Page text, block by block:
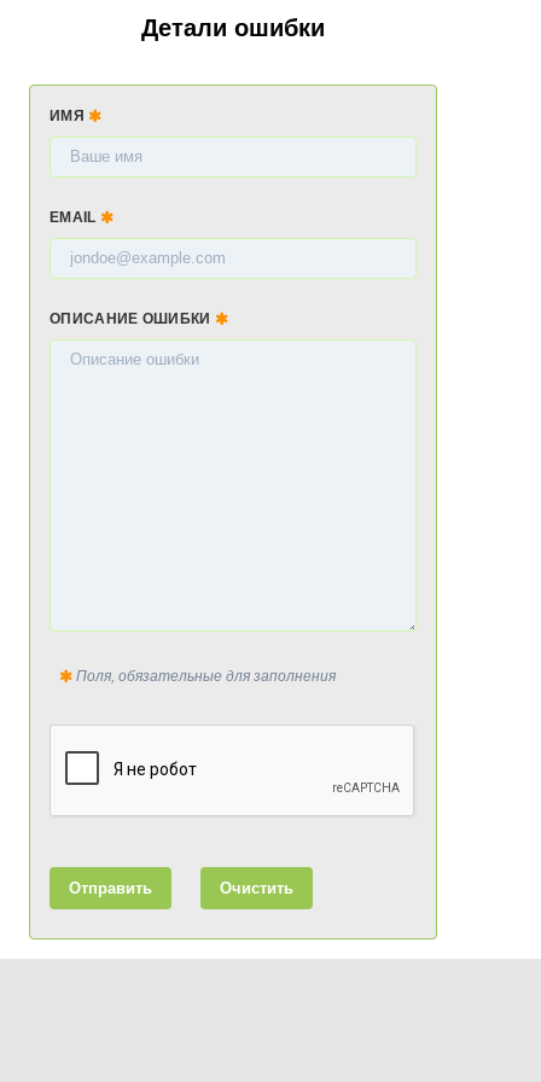
Детали ошибки
ИМЯ
EMAIL
ОПИСАНИЕ ОШИБКИ
Поля, обязательные для заполнения
Отправить Очистить